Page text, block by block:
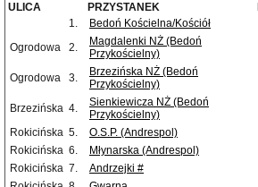
ULICA PRZYSTANEK
1.
Bedoń Kościelna/Kościół
Ogrodowa
2.
Magdalenki NŻ (Bedoń
Przykościelny)
Ogrodowa
3.
Brzezińska NŻ (Bedoń
Przykościelny)
Brzezińska 4.
Sienkiewicza NŻ (Bedoń
Przykościelny)
Rokicińska 5. O.S.P. (Andrespol)
Rokicińska 6. Młynarska (Andrespol)
Rokicińska 7. Andrzejki #